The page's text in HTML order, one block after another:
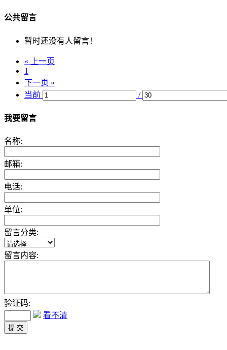
公共留言
暂时还没有人留言！
« 上一页
1
下一页 »
当前
/
我要留言
名称:
邮箱:
电话:
单位:
留言分类:
留言内容:
验证码:
看不清